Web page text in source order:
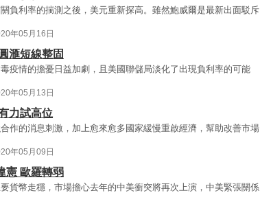
負利率的揣測之後，美元重新探高。雖然鮑威爾是最新出面駁斥
年05月16日
滙短線整固
疫情的擔憂日益加劇，且美國聯儲局淡化了出現負利率的可能
年05月13日
力試高位
作的消息刺激，加上愈來愈多國家緩慢重啟經濟，幫助改善市場
年05月09日
憲 歐羅轉弱
貨幣走穩，市場擔心去年的中美衝突將再次上演，中美緊張關係